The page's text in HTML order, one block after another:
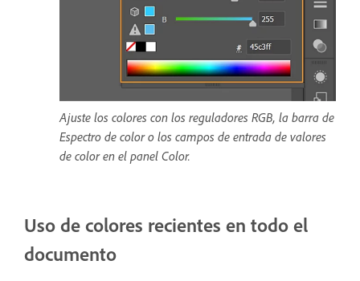
Ajuste los colores con los reguladores RGB, la barra de
Espectro de color o los campos de entrada de valores
de color en el panel Color.
Uso de colores recientes en todo el
documento